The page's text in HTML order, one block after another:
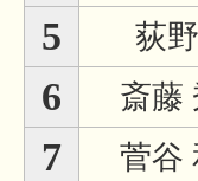
5 荻
6 斎藤
7 菅谷